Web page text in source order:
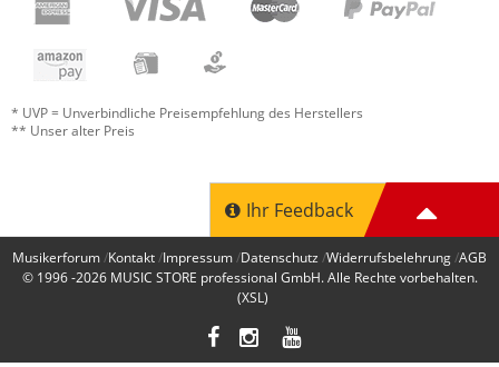
* UVP = Unverbindliche Preisempfehlung des Herstellers
** Unser alter Preis
Ihr Feedback
Musikerforum Kontakt Impressum Datenschutz Widerrufsbelehrung AGB
© 1996 -2026 MUSIC STORE professional GmbH. Alle Rechte vorbehalten.
(XSL)